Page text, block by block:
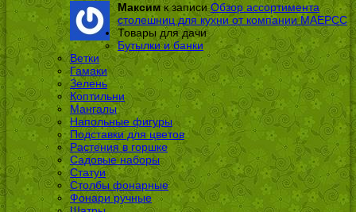
Максимк записиОбзор ассортимента
столешниц для кухни от компании МАЕРСС
Товары для дачи
Бутылки и банки
Ветки
Гамаки
Зелень
Коптильни
Мангалы
Напольные фигуры
Подставки для цветов
Растения в горшке
Садовые наборы
Статуи
Столбы фонарные
Фонари ручные